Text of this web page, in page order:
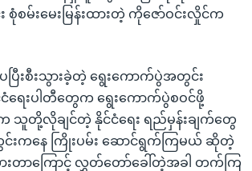
စုံစမ်းမေးမြန်းထားတဲ့ ကိုဇော်ဝင်းလှိုင်က
ပြီးစီးသွားခဲ့တဲ့ ရွေးကောက်ပွဲအတွင်း
ရေးပါတီတွေက ရွေးကောက်ပွဲစဝင်ဖို့
တို့လိုချင်တဲ့ နိုင်ငံရေး ရည်မှန်းချက်တွေ
ကနေ ကြိုးပမ်း ဆောင်ရွက်ကြမယ် ဆိုတဲ့
တာကြောင့် လွှတ်တော်ခေါ်တဲ့အခါ တက်ကြ